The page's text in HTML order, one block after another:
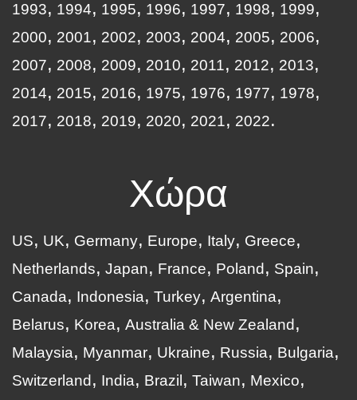
1993
1994 1995 1996 1997 1998
1999
2000
2001 2002 2003 2004 2005
2006
2007
2008 2009 2010 2011 2012
2013
2014
2015 2016 1975 1976 1977
1978
2017
2018 2019 2020 2021 2022
Χώρα
US UK Germany Europe Italy
Greece
Netherlands
Japan France Poland
Spain
Canada
Indonesia Turkey Argentina
Belarus
Korea
Australia & New Zealand
Malaysia
Myanmar Ukraine Russia
Bulgaria
Switzerland
India Brazil Taiwan Mexico